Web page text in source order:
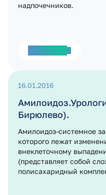
надпочечников.
16.01.2016
Бирюлево).
Амилоидоз-системное
которого лежат
внеклеточному
(представляет собой
полисахаридный